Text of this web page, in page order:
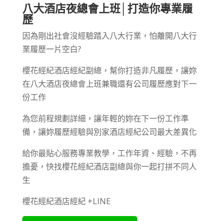
八大酒店夜總會上班│打造你專業履
歷
因為剛出社會沒經驗踏入八大行業，怕離開八大行
業履歷一片空白?
櫻花經紀酒店經紀副總，幫你打造非凡履歷，讓妳
在八大酒店夜總會上班兼職還有公司履歷應對下一
份工作
為您前程規劃詳細，讓年輕的妳在下一份工作準
備，讓妳履歷經驗與別家酒店經紀公司最大差異化
給你最貼心服務專業教學，工作年資、經驗，不再
擔憂，快找櫻花經紀酒店副總與你一起打拼不同人
生
櫻花經紀酒店經紀 +LINE